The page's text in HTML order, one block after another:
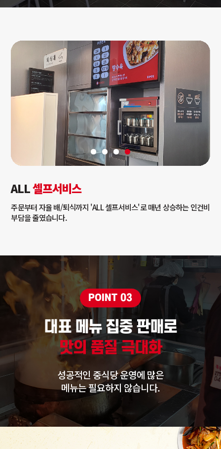
ALL셀프서비스
주문부터 자율 배/퇴식까지 'ALL 셀프서비스'로 매년 상승하는 인건비
부담을 줄였습니다.
POINT 03
대표 메뉴 집중 판매로
맛의 품질 극대화
성공적인 중식당 운영에 많은
메뉴는 필요하지 않습니다.